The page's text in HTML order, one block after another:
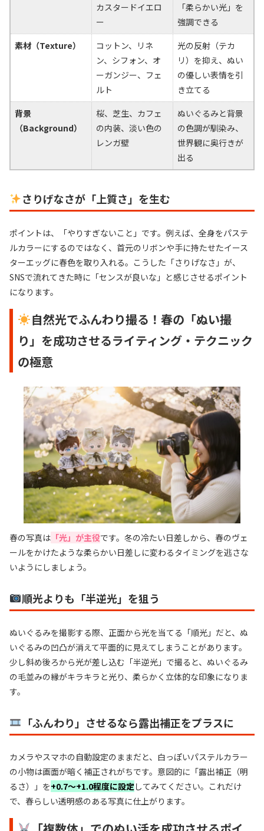
カスタードイエロ
ー
「柔らかい光」を
強調できる
素材（Texture）
コットン、リネ
ン、シフォン、オ
ーガンジー、フェ
ルト
光の反射（テカ
リ）を抑え、ぬい
の優しい表情を引
き立てる
背景
（Background）
桜、芝生、カフェ
の内装、淡い色の
レンガ壁
ぬいぐるみと背景
の色調が馴染み、
世界観に奥行きが
出る
さりげなさが「上質さ」を生む
ポイントは、「やりすぎないこと」です。例えば、全身をパステ
ルカラーにするのではなく、首元のリボンや手に持たせたイース
ターエッグに春色を取り入れる。こうした「さりげなさ」が、
SNSで流れてきた時に「センスが良いな」と感じさせるポイント
になります。
自然光でふんわり撮る！春の「ぬい撮
り」を成功させるライティング・テクニック
の極意
春の写真は 「光」が主役です。冬の冷たい日差しから、春のヴェ
ールをかけたような柔らかい日差しに変わるタイミングを逃さな
いようにしましょう。
順光よりも「半逆光」を狙う
ぬいぐるみを撮影する際、正面から光を当てる「順光」だと、ぬ
いぐるみの凹凸が消えて平面的に見えてしまうことがあります。
少し斜め後ろから光が差し込む「半逆光」で撮ると、ぬいぐるみ
の毛並みの縁がキラキラと光り、柔らかく立体的な印象になりま
す。
「ふんわり」させるなら露出補正をプラスに
カメラやスマホの自動設定のままだと、白っぽいパステルカラー
の小物は画面が暗く補正されがちです。意図的に「露出補正（明
るさ）」を+0.7〜+1.0程度に設定 してみてください。これだけ
で、春らしい透明感のある写真に仕上がります。